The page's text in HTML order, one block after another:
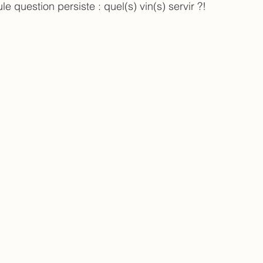
question persiste : quel(s) vin(s) servir ?!